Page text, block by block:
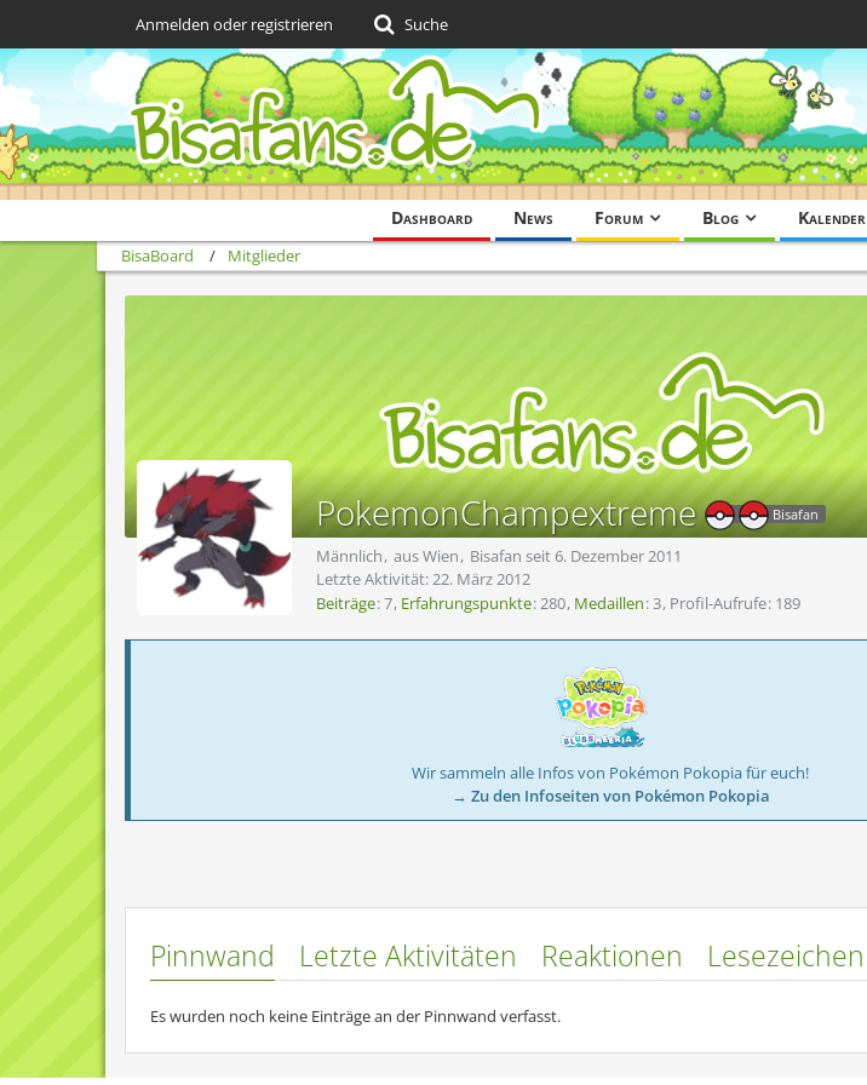
Dashboard News Forum Blog Kalender
Anmelden oder registrieren Suche
BisaBoard Mitglieder
PokemonChampextreme Bisafan
Männlich aus Wien
Bisafan seit 6. Dezember 2011
Letzte Aktivität:22. März 2012
Beiträge 7 Erfahrungspunkte 280 Medaillen 3 Profil-Aufrufe 189
Wir sammeln alle Infos von Pokémon Pokopia für euch!
→ Zu den Infoseiten von Pokémon Pokopia
Pinnwand Letzte Aktivitäten Reaktionen Lesezeichen
Es wurden noch keine Einträge an der Pinnwand verfasst.